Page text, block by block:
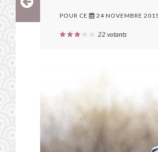
POUR CE 24 NOVEMBRE
22votants